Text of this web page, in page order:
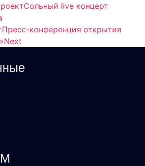
Сольный live концерт
Пресс-конференция открытия
Next